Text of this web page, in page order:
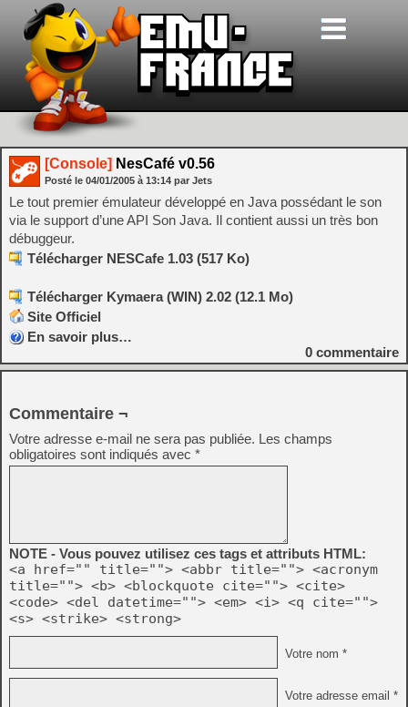
[Console] NesCafé v0.56
Posté le 04/01/2005 à 13:14 par Jets
Le tout premier émulateur développé en Java possédant le son
via le support d’une API Son Java. Il contient aussi un très bon
débuggeur.
Télécharger NESCafe 1.03 (517 Ko)
Télécharger Kymaera (WIN) 2.02 (12.1 Mo)
Site Officiel
En savoir plus…
0 commentaire
Commentaire ¬
Votre adresse e-mail ne sera pas publiée. Les champs
obligatoires sont indiqués avec *
NOTE - Vous pouvez utilisez ces tags et attributs HTML:
<a href="" title=""> <abbr title=""> <acronym
title=""> <b> <blockquote cite=""> <cite>
<code> <del datetime=""> <em> <i> <q cite="">
<s> <strike> <strong>
Votre nom *
Votre adresse email *